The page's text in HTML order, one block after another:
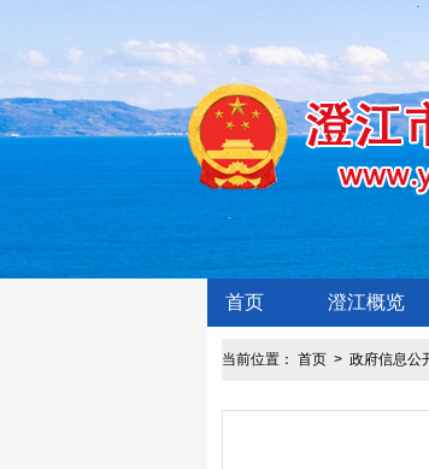
首页 澄江概览
当前位置： 首页> 政府信息公